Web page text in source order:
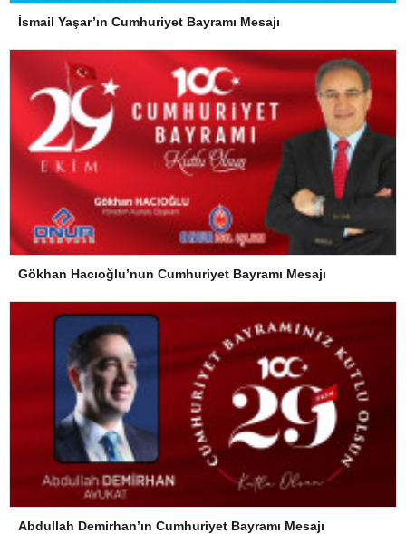
İsmail Yaşar’ın Cumhuriyet Bayramı Mesajı
Gökhan Hacıoğlu’nun Cumhuriyet Bayramı Mesajı
Abdullah Demirhan’ın Cumhuriyet Bayramı Mesajı